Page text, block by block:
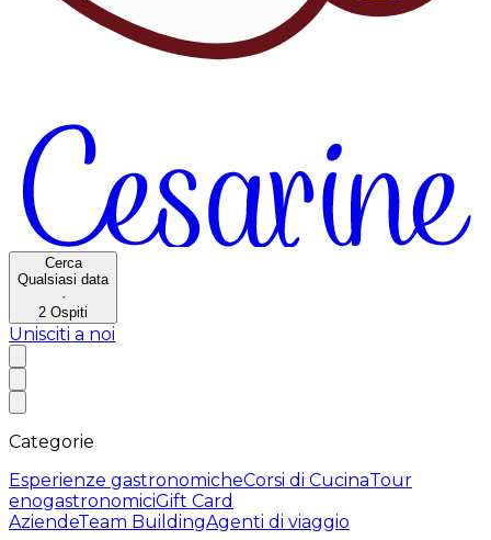
Cerca
Qualsiasi data
·
2 Ospiti
Unisciti a noi
Categorie
Esperienze gastronomicheCorsi di CucinaTour
enogastronomiciGift Card
AziendeTeam BuildingAgenti di viaggio